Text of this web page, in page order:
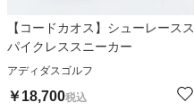
【コードカオス】シューレースス
パイクレススニーカー
アディダスゴルフ
￥18,700税込